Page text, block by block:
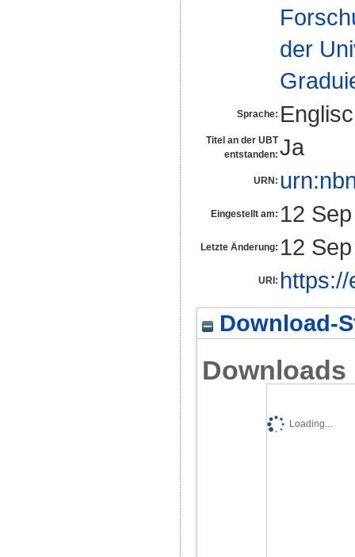
der
Sprache:
Titel an der UBT
entstanden: Ja
URN:
Eingestellt am: 12
Letzte Änderung: 12
URI:
Download-
Downloads
Loading...